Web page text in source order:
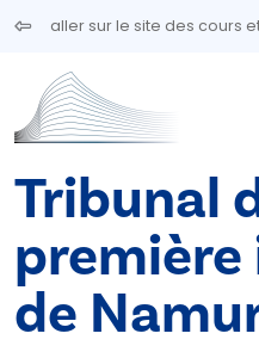
Aller au contenu principal
aller sur le site des cours
Tribunal
de